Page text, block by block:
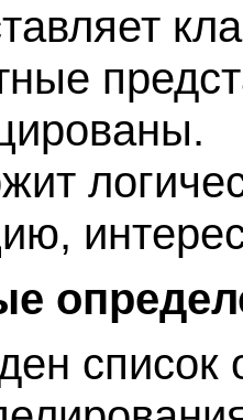
список